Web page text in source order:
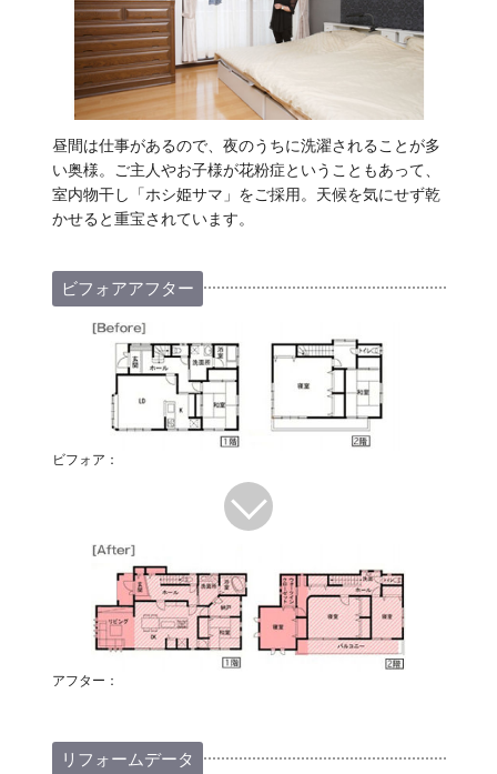
昼間は仕事があるので、夜のうちに洗濯されることが多
い奥様。ご主人やお子様が花粉症ということもあって、
室内物干し「ホシ姫サマ」をご採用。天候を気にせず乾
かせると重宝されています。
ビフォアアフター
ビフォア：
アフター：
リフォームデータ